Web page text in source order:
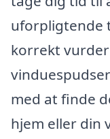
uforpligtende
korrekt
med at finde
hjem eller din